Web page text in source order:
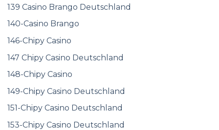
139 Casino Brango Deutschland
140-Casino Brango
146-Chipy Casino
147 Chipy Casino Deutschland
148-Chipy Casino
149-Chipy Casino Deutschland
151-Chipy Casino Deutschland
153-Chipy Casino Deutschland